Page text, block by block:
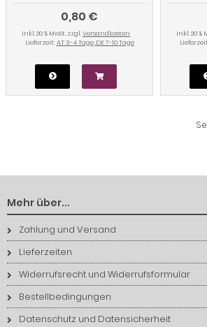
0,80 €
inkl. 20 % MwSt. zzgl.Versandkosten
Lieferzeit: AT 3-4 Tage, DE 7-10 Tage
inkl. 20 %
Mehr über...
Zahlung und Versand
Lieferzeiten
Widerrufsrecht und Widerrufsformular
Bestellbedingungen
Datenschutz und Datensicherheit